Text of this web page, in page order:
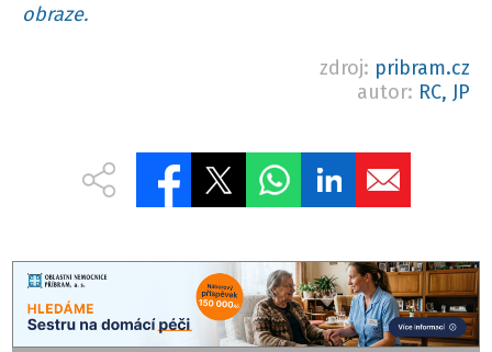
obraze.
zdroj: pribram.cz
autor: RC, JP